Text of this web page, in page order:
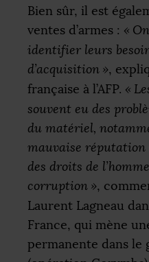
Bien sûr, il est
ventes d’armes : «
identifier leurs
d’acquisition »,
française à l’AFP. «
souvent eu des
du matériel,
mauvaise réputation
des droits de
corruption »,
Laurent Lagneau
France, qui mène
permanente dans le